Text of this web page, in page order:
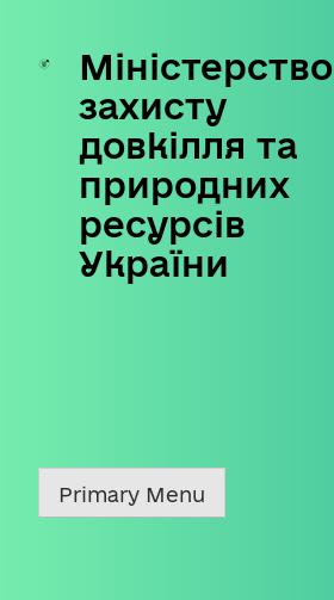
Skip
content
Міністерство
захисту
довкілля та
природних
ресурсів
України
Primary Menu